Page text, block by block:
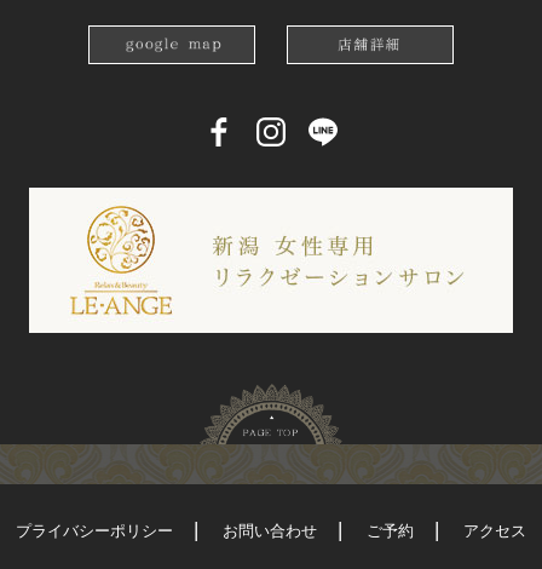
プライバシーポリシー お問い合わせ ご予約 アクセス